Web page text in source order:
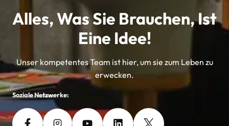
Alles, Was Sie Brauchen, Ist
Eine Idee!
Unser kompetentes Team ist hier, um sie zum Leben zu
erwecken.
Soziale Netzwerke: